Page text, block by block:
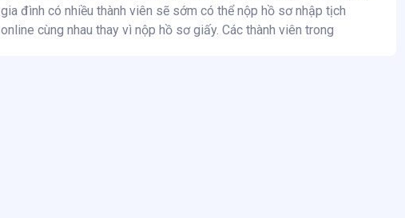
gia đình có nhiều thành viên sẽ sớm có thể nộp hồ sơ nhập tịch
online cùng nhau thay vì nộp hồ sơ giấy. Các thành viên trong